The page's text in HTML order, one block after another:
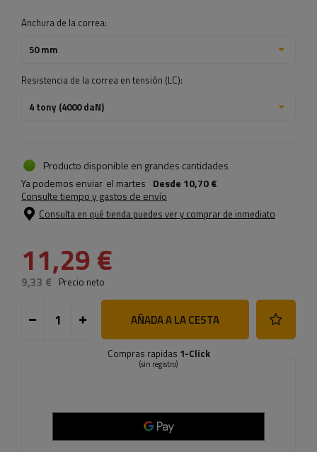
Anchura de la correa:
50 mm
Resistencia de la correa en tensión (LC):
4 tony (4000 daN)
Producto disponible en grandes cantidades
Ya podemos enviar el martes Desde 10,70 €
Consulte tiempo y gastos de envío
Consulta en qué tienda puedes ver y comprar de inmediato
11,29 €
9,33 € Precio neto
AÑADA A LA CESTA
Compras rapidas 1-Click
(sin registro)